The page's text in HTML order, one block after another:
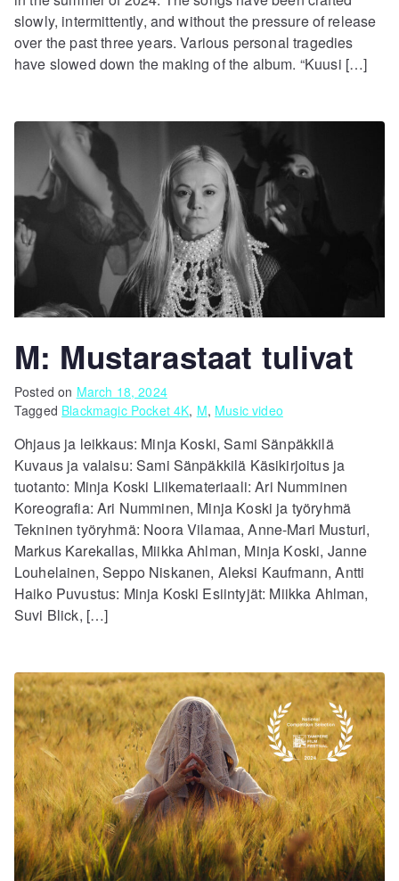
slowly, intermittently, and without the pressure of release
over the past three years. Various personal tragedies
have slowed down the making of the album. “Kuusi […]
M: Mustarastaat tulivat
Posted on March 18, 2024
Tagged Blackmagic Pocket 4K, M, Music video
Ohjaus ja leikkaus: Minja Koski, Sami Sänpäkkilä
Kuvaus ja valaisu: Sami Sänpäkkilä Käsikirjoitus ja
tuotanto: Minja Koski Liikemateriaali: Ari Numminen
Koreografia: Ari Numminen, Minja Koski ja työryhmä
Tekninen työryhmä: Noora Vilamaa, Anne-Mari Musturi,
Markus Karekallas, Miikka Ahlman, Minja Koski, Janne
Louhelainen, Seppo Niskanen, Aleksi Kaufmann, Antti
Haiko Puvustus: Minja Koski Esiintyjät: Miikka Ahlman,
Suvi Blick, […]